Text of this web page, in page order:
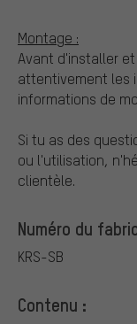
Montage :
Avant d'installer
attentivement les
informations de
Si tu as des
ou l'utilisation,
clientèle.
Numéro du
KRS-SB
Contenu :